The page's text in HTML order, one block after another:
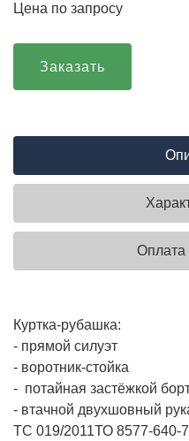
Цена по запросу
Заказать
Оплата
Куртка-рубашка:
- прямой силуэт
- воротник-стойка
- потайная застёжкой
- втачной двухшовный
ТС 019/2011ТО 8577-640-